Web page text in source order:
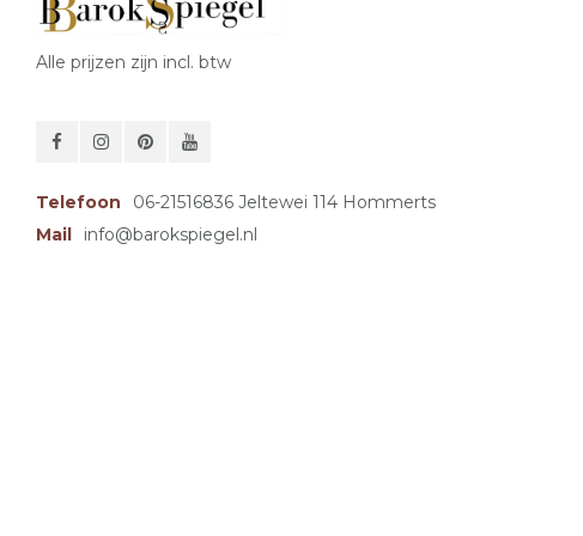
Alle prijzen zijn incl. btw
Telefoon
06-21516836 Jeltewei 114 Hommerts
Mail
info@barokspiegel.nl